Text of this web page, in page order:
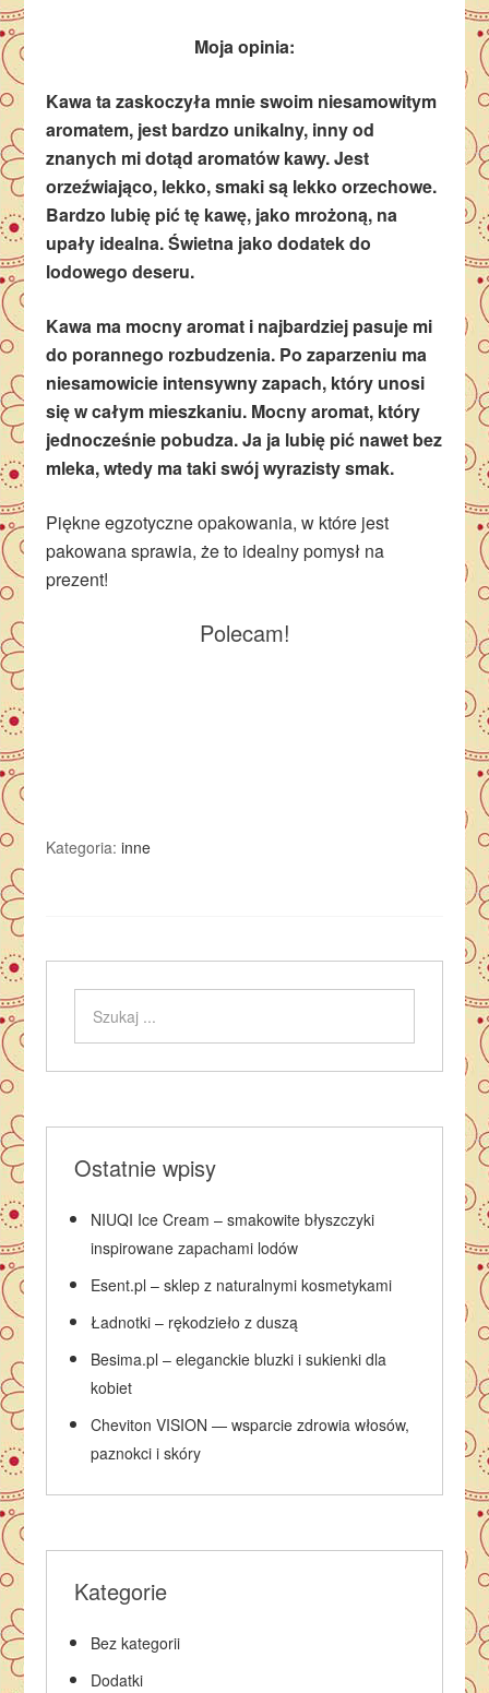
Moja opinia:
Kawa ta zaskoczyła mnie swoim niesamowitym
aromatem, jest bardzo unikalny, inny od
znanych mi dotąd aromatów kawy. Jest
orzeźwiająco, lekko, smaki są lekko orzechowe.
Bardzo lubię pić tę kawę, jako mrożoną, na
upały idealna. Świetna jako dodatek do
lodowego deseru.
Kawa ma mocny aromat i najbardziej pasuje mi
do porannego rozbudzenia. Po zaparzeniu ma
niesamowicie intensywny zapach, który unosi
się w całym mieszkaniu. Mocny aromat, który
jednocześnie pobudza. Ja ja lubię pić nawet bez
mleka, wtedy ma taki swój wyrazisty smak.
Piękne egzotyczne opakowania, w które jest
pakowana sprawia, że to idealny pomysł na
prezent!
Polecam!
Kategoria:inne
Ostatnie wpisy
NIUQI Ice Cream – smakowite błyszczyki
inspirowane zapachami lodów
Esent.pl – sklep z naturalnymi kosmetykami
Ładnotki – rękodzieło z duszą
Besima.pl – eleganckie bluzki i sukienki dla
kobiet
Cheviton VISION — wsparcie zdrowia włosów,
paznokci i skóry
Kategorie
Bez kategorii
Dodatki